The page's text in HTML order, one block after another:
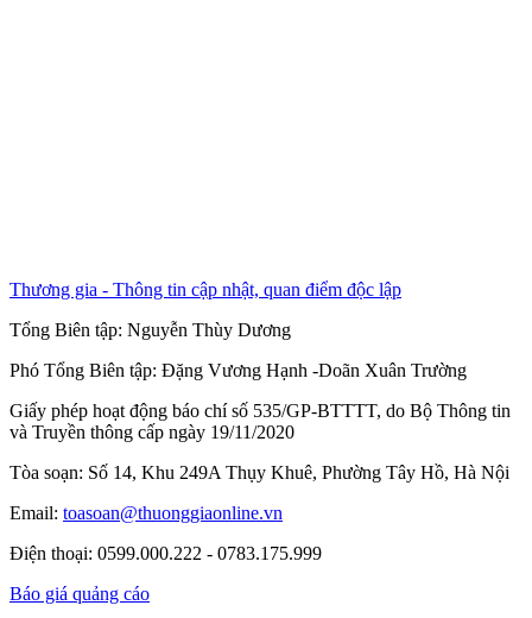
Thương gia - Thông tin cập nhật, quan điểm độc lập
Tổng Biên tập: Nguyễn Thùy Dương
Phó Tổng Biên tập: Đặng Vương Hạnh -Doãn Xuân Trường
Giấy phép hoạt động báo chí số 535/GP-BTTTT, do Bộ Thông tin
và Truyền thông cấp ngày 19/11/2020
Tòa soạn: Số 14, Khu 249A Thụy Khuê, Phường Tây Hồ, Hà Nội
Email: toasoan@thuonggiaonline.vn
Điện thoại: 0599.000.222 - 0783.175.999
Báo giá quảng cáo